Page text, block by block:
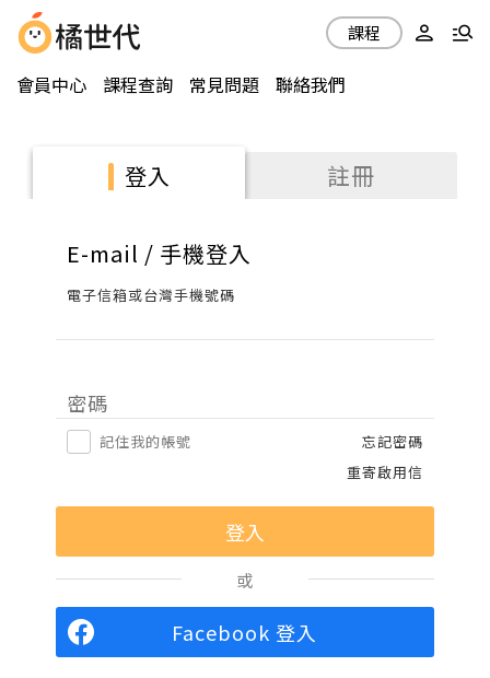
會員中心 課程查詢 常見問題 聯絡我們
課程
登入 註冊
E-mail / 手機登入
電子信箱或台灣手機號碼
密碼
記住我的帳號
忘記密碼
重寄啟用信
或
Facebook 登入